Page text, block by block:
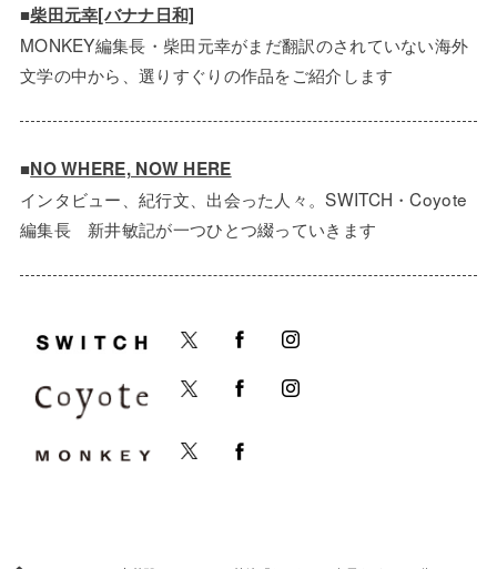
■柴田元幸[バナナ日和]
MONKEY編集長・柴田元幸がまだ翻訳のされていない海外
文学の中から、選りすぐりの作品をご紹介します
■NO WHERE, NOW HERE
インタビュー、紀行文、出会った人々。SWITCH・Coyote
編集長 新井敏記が一つひとつ綴っていきます